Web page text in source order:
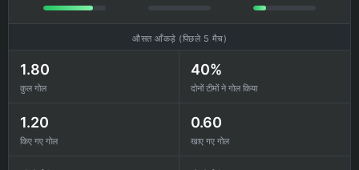
औसत आँकड़े (पिछले 5 मैच)
1.80
कुल गोल
40%
दोनों टीमों ने गोल किया
1.20
किए गए गोल
0.60
खाए गए गोल